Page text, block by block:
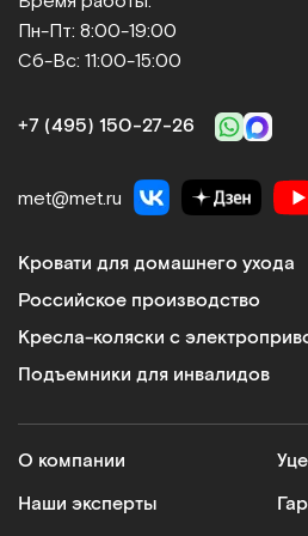
Медицинские кровати и
Регулируемые секции,
механизмы управления
Ортопедические матрасы
комфорт лежачим больным
каркас дает возможность
пациентов с большим
регулируется,
микроорганизмов.
Модели оснащаются
приводом. На сайте
Пн-Пт: 8:00-19:00
Сб-Вс: 11:00-15:00
+7 (495) 150‑27‑26
met@met.ru
Кровати для домашнего ухода
Российское производство
Кресла-коляски с
Подъемники для инвалидов
О компании
Наши эксперты